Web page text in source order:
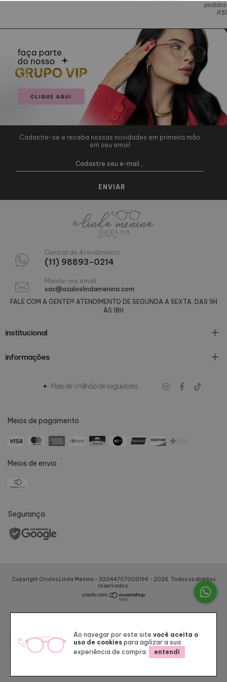
Ao navegar por este site você aceita o
uso de cookies para agilizar a sua
experiência de compra.
entendi
Central de Atendimento
(11) 98893-0214
Mande-me email
sac@oculoslindamenina.com
FALE COM A GENTE!!! ATENDIMENTO DE SEGUNDA A SEXTA, DAS 9H
ÀS 18H
institucional
informações
Mais de 1 milhão de seguidores
Cadastre-se e receba nossas novidades em primeira mão
em seu email
Meios de pagamento
Meios de envio
Segurança
Copyright Óculos Linda Menina - 32044707000196 - 2026. Todos os direitos
reservados.